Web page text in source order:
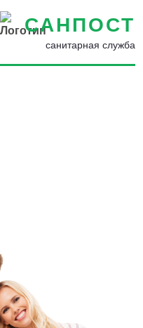
САНПОСТ
санитарная служба